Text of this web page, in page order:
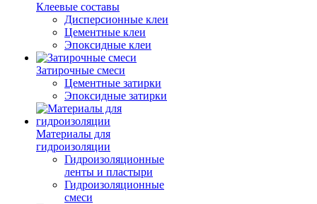
Клеевые составы
Дисперсионные клеи
Цементные клеи
Эпоксидные клеи
Затирочные смеси
Цементные затирки
Эпоксидные затирки
Материалы для
гидроизоляции
Гидроизоляционные
ленты и пластыри
Гидроизоляционные
смеси